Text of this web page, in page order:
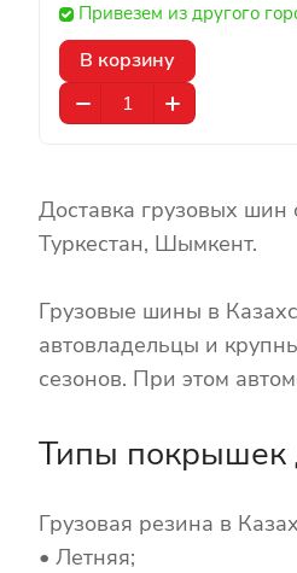
Привезем из другого
В корзину
Доставка грузовых шин
Туркестан, Шымкент.
Грузовые шины в
автовладельцы и
сезонов. При этом
Типы покрышек
Грузовая резина в
• Летняя;